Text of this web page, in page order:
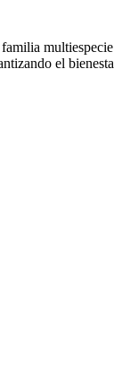
el